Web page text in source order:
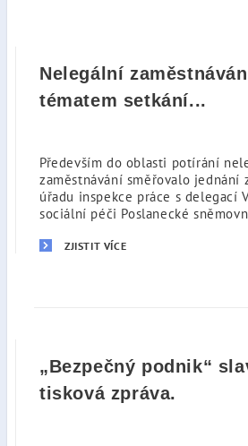
Nelegální
tématem setkání...
Především do oblasti potírání
zaměstnávání směřovalo jednání
úřadu inspekce práce s delegací
sociální péči Poslanecké
ZJISTIT VÍCE
„Bezpečný podnik“
tisková zpráva.